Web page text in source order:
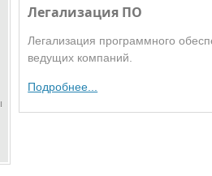
Легализация ПО
Легализация программного
ведущих компаний.
Подробнее...